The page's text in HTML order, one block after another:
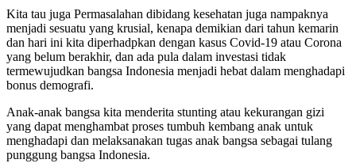
Kita tau juga Permasalahan dibidang kesehatan juga nampaknya
menjadi sesuatu yang krusial, kenapa demikian dari tahun kemarin
dan hari ini kita diperhadpkan dengan kasus Covid-19 atau Corona
yang belum berakhir, dan ada pula dalam investasi tidak
termewujudkan bangsa Indonesia menjadi hebat dalam menghadapi
bonus demografi.
Anak-anak bangsa kita menderita stunting atau kekurangan gizi
yang dapat menghambat proses tumbuh kembang anak untuk
menghadapi dan melaksanakan tugas anak bangsa sebagai tulang
punggung bangsa Indonesia.